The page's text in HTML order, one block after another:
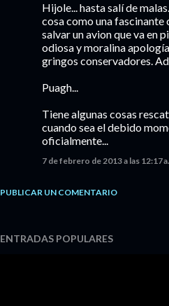
Hijole... hasta salí de
cosa como una
salvar un avion que va en
odiosa y moralina
gringos conservadores.
Puagh...
Tiene algunas cosas
cuando sea el debido
oficialmente...
7 de febrero de 2013 a las 12:17
PUBLICAR UN COMENTARIO
ENTRADAS POPULARES